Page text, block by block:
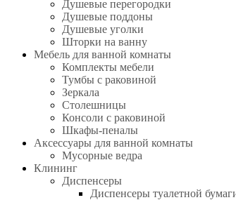
Душевые перегородки
Душевые поддоны
Душевые уголки
Шторки на ванну
Мебель для ванной комнаты
Комплекты мебели
Тумбы с раковиной
Зеркала
Столешницы
Консоли с раковиной
Шкафы-пеналы
Аксессуары для ванной комнаты
Мусорные ведра
Клининг
Диспенсеры
Диспенсеры туалетной